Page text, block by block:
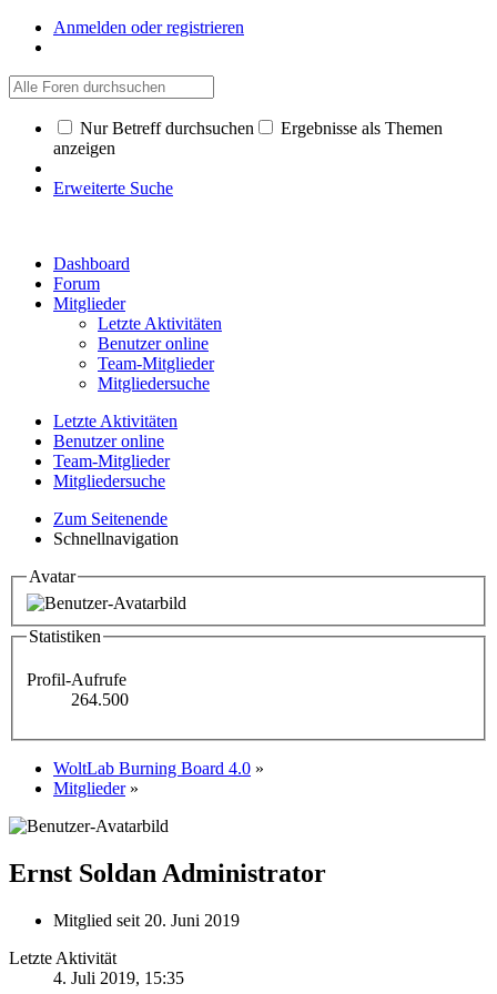
Anmelden oder registrieren
Nur Betreff durchsuchen
Ergebnisse als Themen
anzeigen
Erweiterte Suche
Dashboard
Forum
Mitglieder
Letzte Aktivitäten
Benutzer online
Team-Mitglieder
Mitgliedersuche
Letzte Aktivitäten
Benutzer online
Team-Mitglieder
Mitgliedersuche
Zum Seitenende
Schnellnavigation
Avatar
Statistiken
Profil-Aufrufe
264.500
WoltLab Burning Board 4.0 »
Mitglieder »
Ernst Soldan Administrator
Mitglied seit 20. Juni 2019
Letzte Aktivität
4. Juli 2019, 15:35